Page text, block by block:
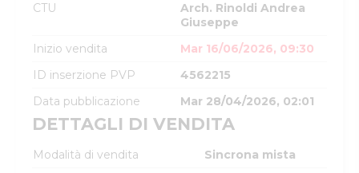
CTU
Arch. Rinoldi Andrea
Giuseppe
Inizio vendita
Mar 16/06/2026, 09:30
ID inserzione PVP
4562215
Data pubblicazione
Mar 28/04/2026, 02:01
DETTAGLI DI VENDITA
Modalità di vendita
Sincrona mista